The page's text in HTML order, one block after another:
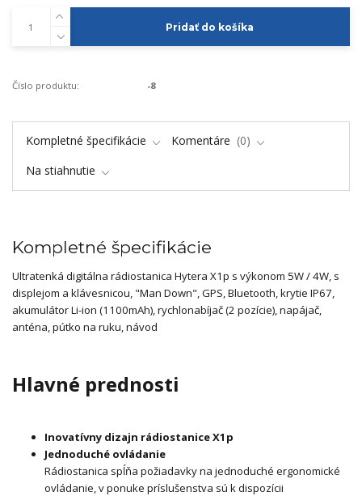
Pridať do košíka
Číslo produktu: -8
Kompletné špecifikácie Komentáre
0
Na stiahnutie
Kompletné špecifikácie
Ultratenká digitálna rádiostanica Hytera X1p s výkonom 5W / 4W, s
displejom a klávesnicou, "Man Down", GPS, Bluetooth, krytie IP67,
akumulátor Li-ion (1100mAh), rychlonabíjač (2 pozície), napájač,
anténa, pútko na ruku, návod
Hlavné prednosti
Inovatívny dizajn rádiostanice X1p
Jednoduché ovládanie
Rádiostanica spĺňa požiadavky na jednoduché ergonomické
ovládanie, v ponuke príslušenstva sú k dispozícii